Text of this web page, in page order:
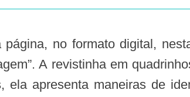
A revistinha em
apresenta maneiras de